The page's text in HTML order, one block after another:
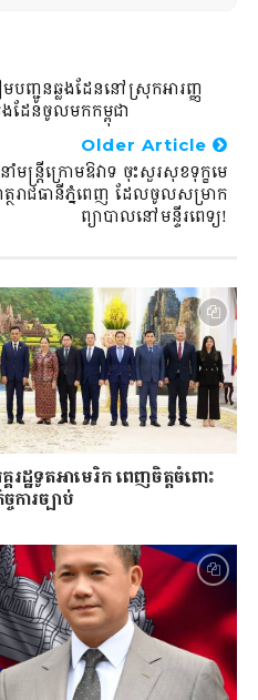
ញ្ជូន​ឆ្លង​ដែន​នៅ​ស្រុក​អារញ្ញ​
ដែនចូលមកកម្ពុជា
Older Article
ន្ត្រីក្រោមឱវាទ ចុះសួរសុខទុក្ខមេ
ត្ថរាជធានីភ្នំពេញ ដែលចូលសម្រាក
ព្យាបាលនៅមន្ទីរពេទ្យ!
រដ្ឋទូតអាមេរិក ពេញចិត្តចំពោះ
ការច្បាប់